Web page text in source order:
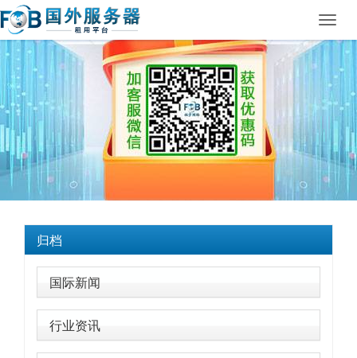
归档
国际新闻
行业资讯